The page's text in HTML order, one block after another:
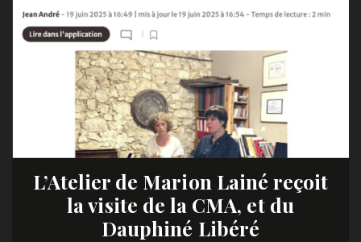
L’Atelier de Marion Lainé reçoit
la visite de la CMA, et du
Dauphiné Libéré